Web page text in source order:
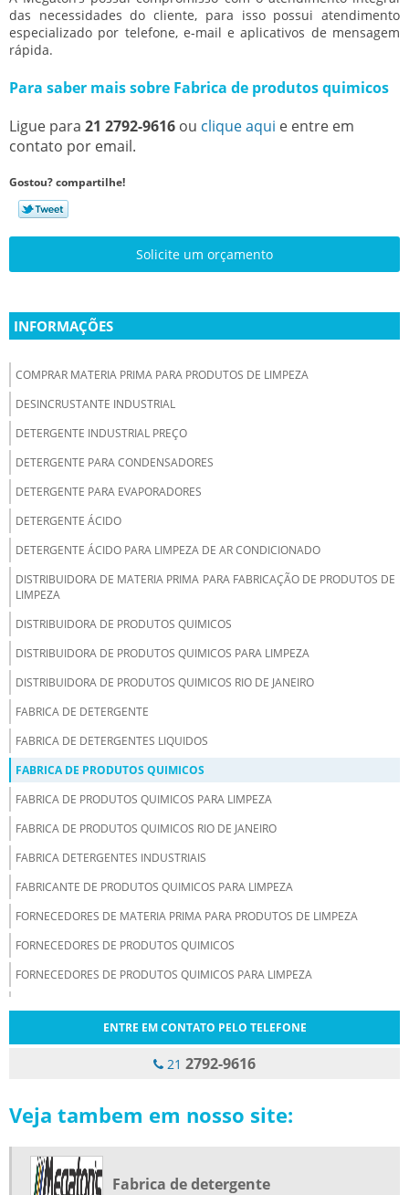
das necessidades do cliente, para isso possui atendimento
especializado por telefone, e-mail e aplicativos de mensagem
rápida.
Para saber mais sobre Fabrica de produtos quimicos
Ligue para 21 2792-9616 ou clique aqui e entre em
contato por email.
Gostou? compartilhe!
Solicite um orçamento
INFORMAÇÕES
COMPRAR MATERIA PRIMA PARA PRODUTOS DE LIMPEZA
DESINCRUSTANTE INDUSTRIAL
DETERGENTE INDUSTRIAL PREÇO
DETERGENTE PARA CONDENSADORES
DETERGENTE PARA EVAPORADORES
DETERGENTE ÁCIDO
DETERGENTE ÁCIDO PARA LIMPEZA DE AR CONDICIONADO
DISTRIBUIDORA DE MATERIA PRIMA PARA FABRICAÇÃO DE PRODUTOS DE
LIMPEZA
DISTRIBUIDORA DE PRODUTOS QUIMICOS
DISTRIBUIDORA DE PRODUTOS QUIMICOS PARA LIMPEZA
DISTRIBUIDORA DE PRODUTOS QUIMICOS RIO DE JANEIRO
FABRICA DE DETERGENTE
FABRICA DE DETERGENTES LIQUIDOS
FABRICA DE PRODUTOS QUIMICOS
FABRICA DE PRODUTOS QUIMICOS PARA LIMPEZA
FABRICA DE PRODUTOS QUIMICOS RIO DE JANEIRO
FABRICA DETERGENTES INDUSTRIAIS
FABRICANTE DE PRODUTOS QUIMICOS PARA LIMPEZA
FORNECEDORES DE MATERIA PRIMA PARA PRODUTOS DE LIMPEZA
FORNECEDORES DE PRODUTOS QUIMICOS
FORNECEDORES DE PRODUTOS QUIMICOS PARA LIMPEZA
MATERIA PRIMA PARA PRODUTOS DE LIMPEZA
MATERIA PRIMA PARA PRODUTOS DE LIMPEZA RJ
PRODUTO PARA LIMPEZA DE RADIADOR
PRODUTO QUIMICO PARA LIMPEZA DE PEÇAS
ENTRE EM CONTATO PELO TELEFONE
21 2792-9616
Veja tambem em nosso site:
Fabrica de detergente